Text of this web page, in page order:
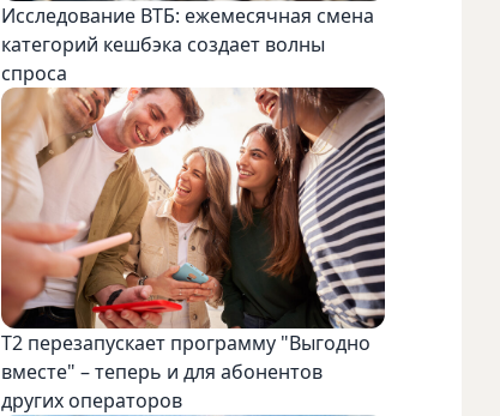
Исследование ВТБ: ежемесячная смена
категорий кешбэка создает волны
спроса
Т2 перезапускает программу "Выгодно
вместе" – теперь и для абонентов
других операторов